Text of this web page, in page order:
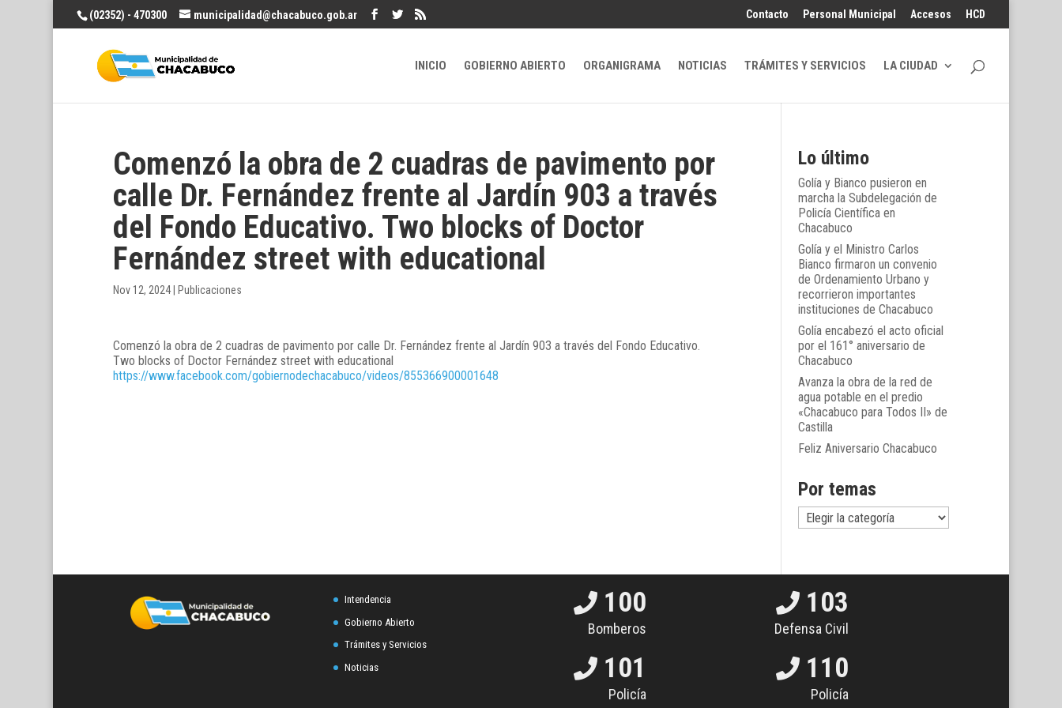
(02352) - 470300 municipalidad@chacabuco.gob.ar Contacto Personal Municipal Accesos HCD
INICIO GOBIERNO ABIERTO ORGANIGRAMA NOTICIAS TRÁMITES Y SERVICIOS LA CIUDAD
Comenzó la obra de 2 cuadras de pavimento por
calle Dr. Fernández frente al Jardín 903 a través
del Fondo Educativo. Two blocks of Doctor
Fernández street with educational
Nov 12, 2024| Publicaciones
Comenzó la obra de 2 cuadras de pavimento por calle Dr. Fernández frente al Jardín 903 a través del Fondo Educativo.
Two blocks of Doctor Fernández street with educational
https://www.facebook.com/gobiernodechacabuco/videos/855366900001648
Lo último
Golía y Bianco pusieron en
marcha la Subdelegación de
Policía Científica en
Chacabuco
Golía y el Ministro Carlos
Bianco firmaron un convenio
de Ordenamiento Urbano y
recorrieron importantes
instituciones de Chacabuco
Golía encabezó el acto oficial
por el 161° aniversario de
Chacabuco
Avanza la obra de la red de
agua potable en el predio
«Chacabuco para Todos II» de
Castilla
Feliz Aniversario Chacabuco
Por temas
Por
temas
Intendencia
Gobierno Abierto
Trámites y Servicios
Noticias
100
Bomberos
101
Policía
103
Defensa Civil
110
Policía